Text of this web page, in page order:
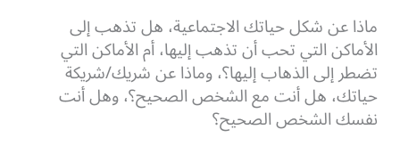
ماذا عن شكل حياتك الاجتماعية، هل تذهب إلى
الأماكن التي تحب أن تذهب إليها، أم الأماكن التي
تضطر إلى الذهاب إليها؟، وماذا عن شريك/شريكة
حياتك، هل أنت مع الشخص الصحيح؟، وهل أنت
نفسك الشخص الصحيح؟